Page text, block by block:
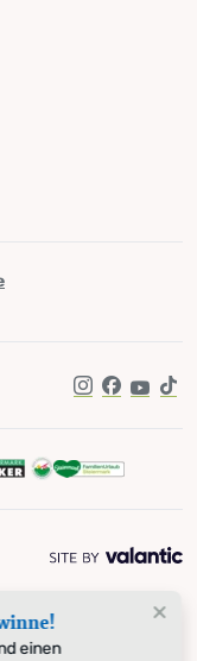
einen
Instagram
Facebook